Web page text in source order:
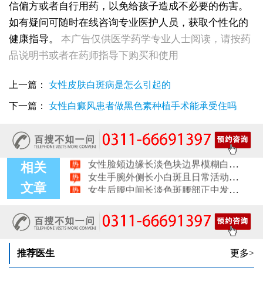
信偏方或者自行用药，以免给孩子造成不必要的伤害。
如有疑问可随时在线咨询专业医护人员，获取个性化的
健康指导。
本广告仅供医学药学专业人士阅读，请按药
品说明书或者在药师指导下购买和使用
上一篇： 女性皮肤白斑病是怎么引起的
下一篇： 女性白癜风患者做黑色素种植手术能承受住吗
相关
文章
女生脚踝骨节凸起处长白斑 脱色原因与应对方法
女性小腿冒出小白点，浅色斑点是白癜风吗
女性全身零星长浅白点多处小块白斑是什么
女性手指关节长小白块指关节发白会不会扩
女性尾椎骨白斑是白癜风吗后背浅色皮损判断
眼角细小白点、眼周浅色斑块，严重吗
女性肩膀后侧长白块后背肩颈连接处发白怎么回事
女生小腿迎面骨长白斑，腿部正面发白解答
女性脸颊边缘长淡色块边界模糊白斑是怎么回事
女生手腕外侧长小白斑且日常活动发白，警惕白癜风信号
女生后腰中间长淡色斑腰部正中发白要紧吗
推荐医生 更多>